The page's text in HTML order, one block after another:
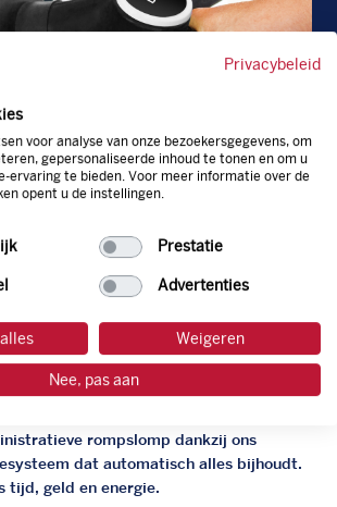
Argos pas
rompslomp dankzij ons
dat automatisch alles bijhoudt.
tijd, geld en energie.
Privacybeleid
voor analyse van onze bezoekersgegevens, om
gepersonaliseerde inhoud te tonen en om u
ervaring te bieden. Voor meer informatie over de
opent u de instellingen.
Prestatie
Advertenties
Weigeren
Nee, pas aan